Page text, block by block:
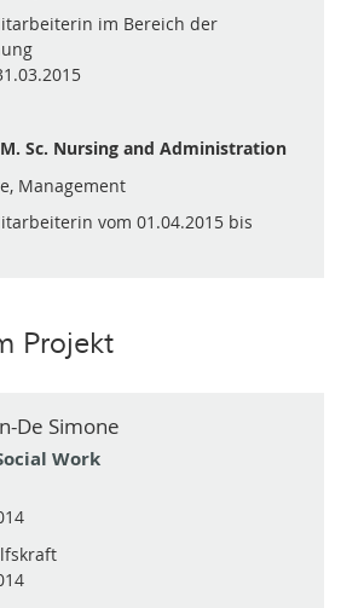
im Bereich der
Sc. Nursing and Administration
Management
vom 01.04.2015 bis
Projekt
De Simone
Work